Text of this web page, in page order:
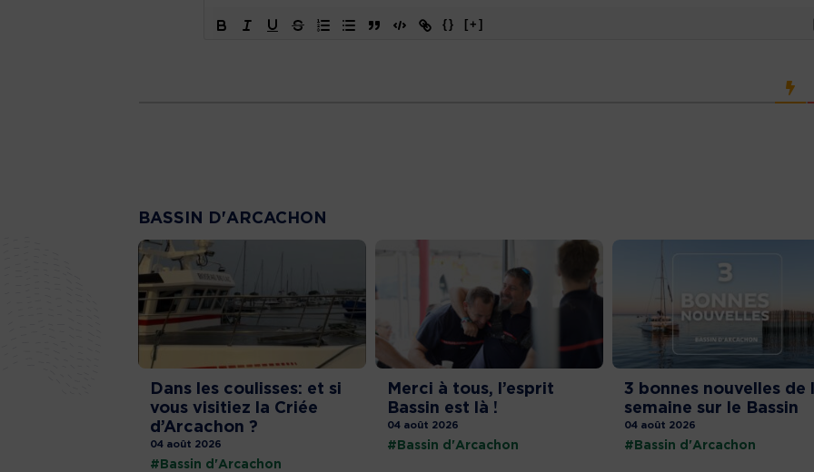
{} [+]
BASSIN D'ARCACHON
Dans les coulisses: et si
vous visitiez la Criée
d’Arcachon ?
04 août 2026
#Bassin d'Arcachon
Merci à tous, l’esprit
Bassin est là !
04 août 2026
#Bassin d'Arcachon
3 bonnes nouvelles de
semaine sur le Bassin
04 août 2026
#Bassin d'Arcachon